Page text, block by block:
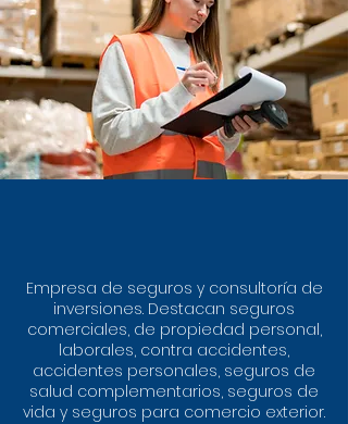
Empresa de seguros y consultoría de
inversiones. Destacan seguros
comerciales, de propiedad personal,
laborales, contra accidentes,
accidentes personales, seguros de
salud complementarios, seguros de
vida y seguros para comercio exterior.